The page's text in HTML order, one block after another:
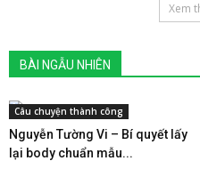
Xem
BÀI NGẪU NHIÊN
Câu chuyện thành công
Nguyễn Tường Vi – Bí quyết lấy
lại body chuẩn mẫu...